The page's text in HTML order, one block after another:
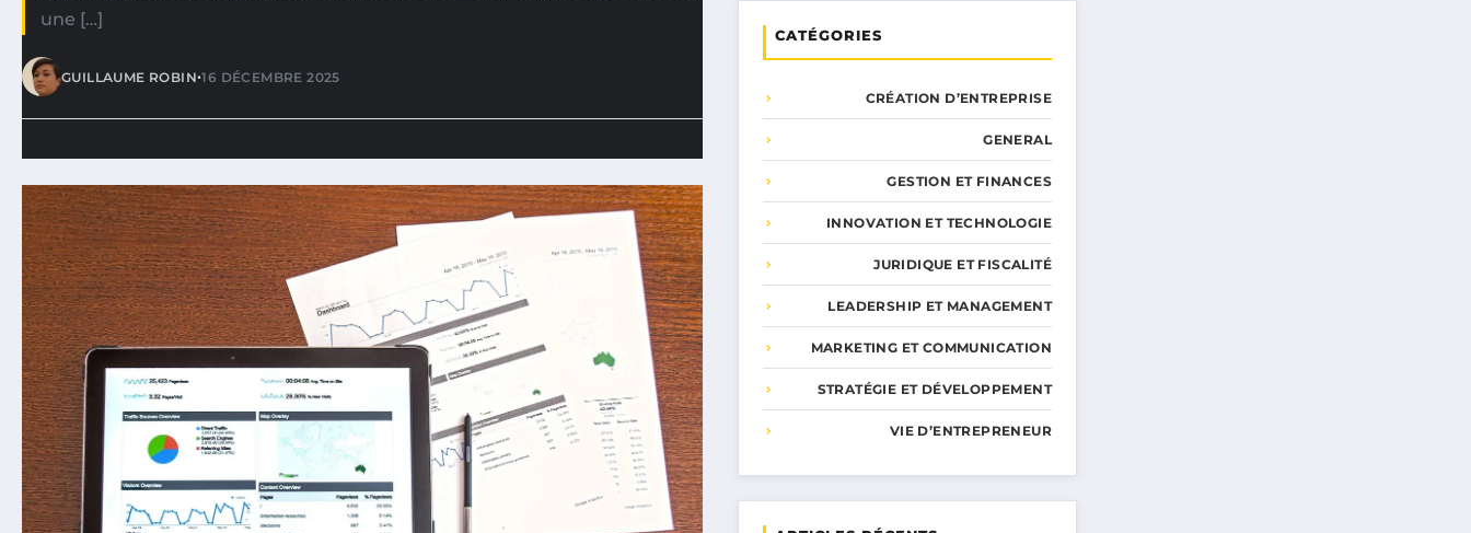
une […]
GUILLAUME ROBIN•16 DÉCEMBRE 2025
CATÉGORIES
CRÉATION D’ENTREPRISE
GENERAL
GESTION ET FINANCES
INNOVATION ET TECHNOLOGIE
JURIDIQUE ET FISCALITÉ
LEADERSHIP ET MANAGEMENT
MARKETING ET COMMUNICATION
STRATÉGIE ET DÉVELOPPEMENT
VIE D’ENTREPRENEUR